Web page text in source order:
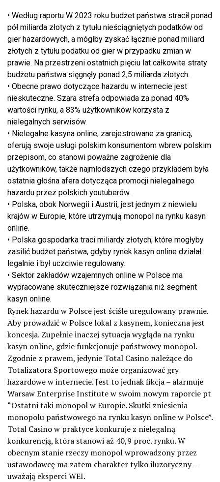
• Według raportu W 2023 roku budżet państwa stracił ponad
pół miliarda złotych z tytułu nieściągniętych podatków od
gier hazardowych, a mógłby zyskać łącznie ponad miliard
złotych z tytułu podatku od gier w przypadku zmian w
prawie. Na przestrzeni ostatnich pięciu lat całkowite straty
budżetu państwa sięgnęły ponad 2,5 miliarda złotych.
• Obecne prawo dotyczące hazardu w internecie jest
nieskuteczne. Szara strefa odpowiada za ponad 40%
wartości rynku, a 83% użytkowników korzysta z
nielegalnych serwisów.
• Nielegalne kasyna online, zarejestrowane za granicą,
oferują swoje usługi polskim konsumentom wbrew polskim
przepisom, co stanowi poważne zagrożenie dla
użytkowników, także najmłodszych czego przykładem była
ostatnia głośna afera dotycząca promocji nielegalnego
hazardu przez polskich youtuberów.
• Polska, obok Norwegii i Austrii, jest jednym z niewielu
krajów w Europie, które utrzymują monopol na rynku kasyn
online.
• Polska gospodarka traci miliardy złotych, które mogłyby
zasilić budżet państwa, gdyby rynek kasyn online działał
legalnie i był uczciwie regulowany.
• Sektor zakładów wzajemnych online w Polsce ma
wypracowane skuteczniejsze rozwiązania niż segment
kasyn online.
Rynek hazardu w Polsce jest ściśle uregulowany prawnie.
Aby prowadzić w Polsce lokal z kasynem, konieczna jest
koncesja. Zupełnie inaczej sytuacja wygląda na rynku
kasyn online, gdzie funkcjonuje państwowy monopol.
Zgodnie z prawem, jedynie Total Casino należące do
Totalizatora Sportowego może organizować gry
hazardowe winternecie. Jest to jednak fikcja – alarmuje
WarsawEnterpriseInstitutew swoim nowym raporcie pt
“Ostatni taki monopol w Europie. Skutki zniesienia
monopolu państwowego na rynku kasyn online w Polsce”.
Total Casino w praktyce konkuruje z nielegalną
konkurencją, która stanowi aż 40,9 proc. rynku. W
obecnym stanie rzeczy monopol wprowadzony przez
ustawodawcę ma zatem charakter tylko iluzoryczny–
uważają eksperci WEI.